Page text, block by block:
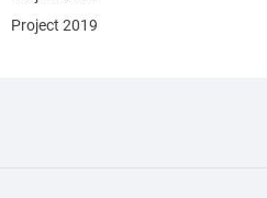
Project 2019